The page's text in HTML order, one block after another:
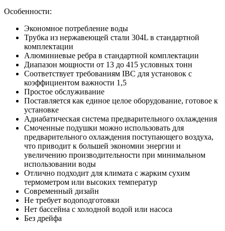
Особенности:
Экономное потребление воды
Трубка из нержавеющей стали 304L в стандартной
комплектации
Алюминиевые ребра в стандартной комплектации
Диапазон мощности от 13 до 415 условных тонн
Соответствует требованиям IBC для установок с
коэффициентом важности 1,5
Простое обслуживание
Поставляется как единое целое оборудование, готовое к
установке
Адиабатическая система предварительного охлаждения
Смоченные подушки можно использовать для
предварительного охлаждения поступающего воздуха,
что приводит к большей экономии энергии и
увеличению производительности при минимальном
использовании воды
Отлично подходит для климата с жарким сухим
термометром или высоких температур
Современный дизайн
Не требует водоподготовки
Нет бассейна с холодной водой или насоса
Без дрейфа